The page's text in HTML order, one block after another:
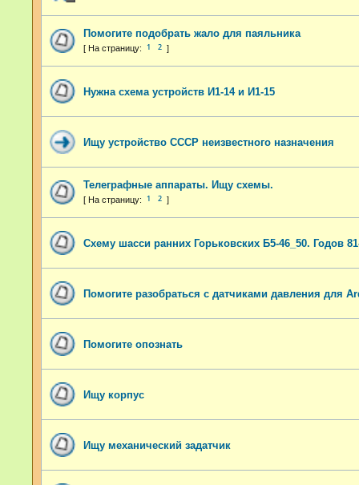
Помогите подобрать жало для паяльника
1 2
Нужна схема устройств И1-14 и И1-15
Ищу устройство СССР неизвестного назначения
Телеграфные аппараты. Ищу схемы.
1 2
Схему шасси ранних Горьковских Б5-46_50. Годов
Помогите разобраться с датчиками давления для
Помогите опознать
Ищу корпус
Ищу механический задатчик